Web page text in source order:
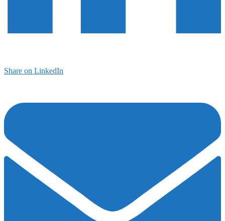
Share on LinkedIn